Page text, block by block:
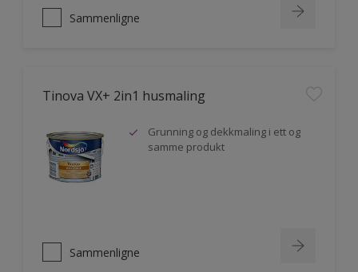
Sammenligne
Tinova VX+ 2in1 husmaling
Grunning og dekkmaling i ett og
samme produkt
Sammenligne